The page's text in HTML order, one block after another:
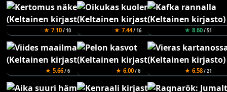
★ 7.10/ 10 ★ 7.44/ 16 ★ 8.60/ 51
★ 5.66/ 6 ★ 6.00/ 6 ★ 6.58/ 21